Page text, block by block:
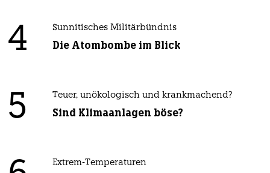
4 Sunnitisches Militärbündnis
Die Atombombe im Blick
5 Teuer, unökologisch und krankmachend?
Sind Klimaanlagen böse?
Extrem-Temperaturen